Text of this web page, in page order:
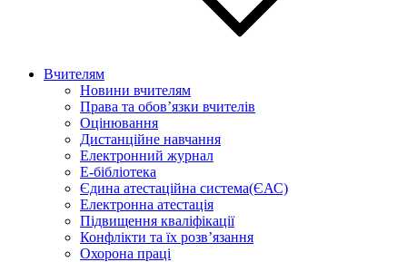
Вчителям
Новини вчителям
Права та обов’язки вчителів
Оцінювання
Дистанційне навчання
Електронний журнал
E-бібліотека
Єдина атестаційна система(ЄАС)
Електронна атестація
Підвищення кваліфікації
Конфлікти та їх розв’язання
Охорона праці